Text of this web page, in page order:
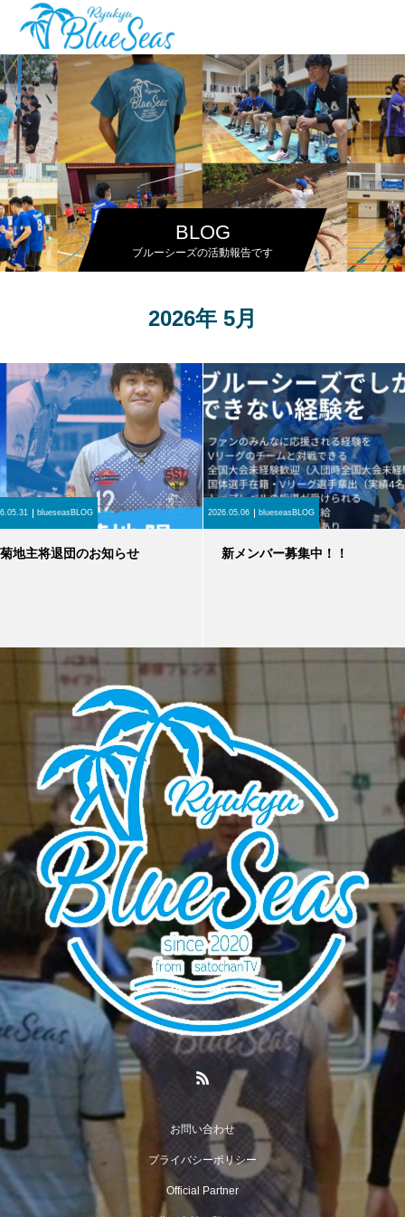
BLOG
ブルーシーズの活動報告です
2026年 5月
blueseasBLOG
菊地主将退団のお知らせ
2026.05.06 blueseasBLOG
新メンバー募集中！！
お問い合わせ
プライバシーポリシー
Official Partner